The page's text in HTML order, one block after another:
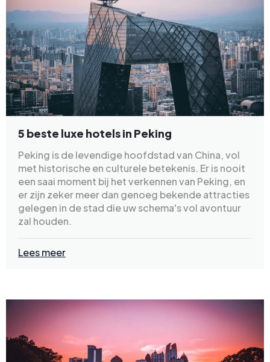
5 beste luxe hotels in Peking
Peking is de levendige hoofdstad van China, vol
met historische en culturele betekenis. Er is nooit
een saai moment bij het verkennen van Peking, en
er zijn zeker meer dan genoeg bekende attracties
gelegen in de stad die uw schema's vol avontuur
zal houden.
Lees meer